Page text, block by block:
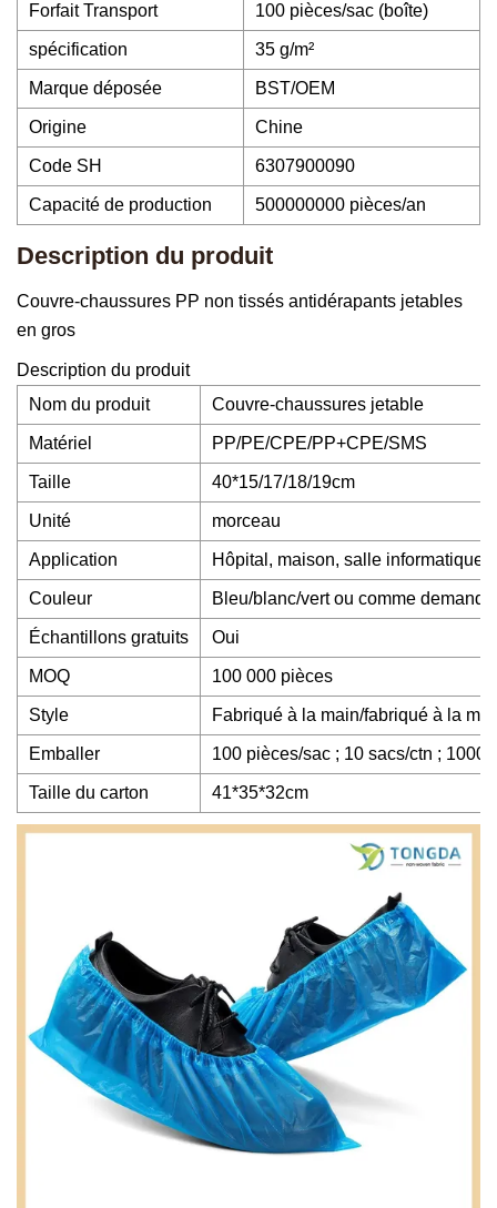
Forfait Transport 100 pièces/sac (boîte)
spécification 35 g/m²
Marque déposée BST/OEM
Origine Chine
Code SH 6307900090
Capacité de production 500000000 pièces/an
Description du produit
Couvre-chaussures PP non tissés antidérapants jetables
en gros
Description du produit
Nom du produit
Couvre-chaussures jetable
Matériel PP/PE/CPE/PP+CPE/SMS
Taille 40*15/17/18/19cm
Unité morceau
Application Hôpital, maison, salle
Couleur Bleu/blanc/vert ou comme demande
Échantillons gratuits Oui
MOQ 100 000 pièces
Style Fabriqué à la main/fabriqué à la
Emballer 100 pièces/sac ; 10 sacs/ctn ; 1000
Taille du carton 41*35*32cm